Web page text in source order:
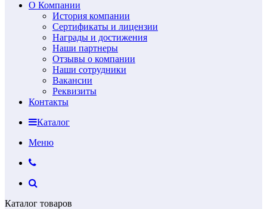
О Компании
История компании
Сертификаты и лицензии
Награды и достижения
Наши партнеры
Отзывы о компании
Наши сотрудники
Вакансии
Реквизиты
Контакты
Каталог
Меню
Каталог товаров